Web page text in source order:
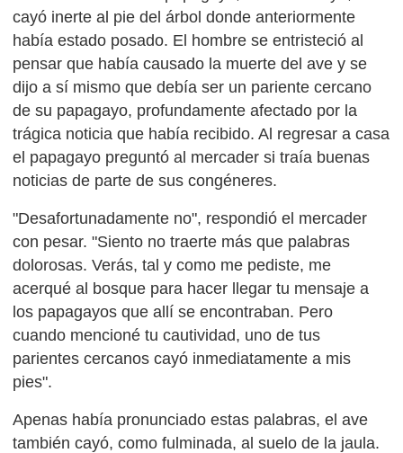
cayó inerte al pie del árbol donde anteriormente
había estado posado. El hombre se entristeció al
pensar que había causado la muerte del ave y se
dijo a sí mismo que debía ser un pariente cercano
de su papagayo, profundamente afectado por la
trágica noticia que había recibido. Al regresar a casa
el papagayo preguntó al mercader si traía buenas
noticias de parte de sus congéneres.
"Desafortunadamente no", respondió el mercader
con pesar. "Siento no traerte más que palabras
dolorosas. Verás, tal y como me pediste, me
acerqué al bosque para hacer llegar tu mensaje a
los papagayos que allí se encontraban. Pero
cuando mencioné tu cautividad, uno de tus
parientes cercanos cayó inmediatamente a mis
pies".
Apenas había pronunciado estas palabras, el ave
también cayó, como fulminada, al suelo de la jaula.